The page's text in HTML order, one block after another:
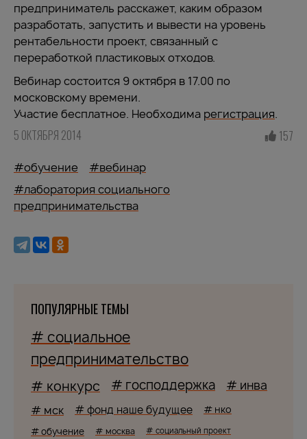
предприниматель расскажет, каким образом
разработать, запустить и вывести на уровень
рентабельности проект, связанный с
переработкой пластиковых отходов.
Вебинар состоится 9 октября в 17.00 по
московскому времени.
Участие бесплатное. Необходима регистрация.
5 ОКТЯБРЯ 2014 157
#обучение
#вебинар
#лаборатория социального
предпринимательства
ПОПУЛЯРНЫЕ ТЕМЫ
# социальное
предпринимательство
# конкурс # господдержка # инва
# мск # фонд наше будущее # нко
# обучение # москва # социальный проект